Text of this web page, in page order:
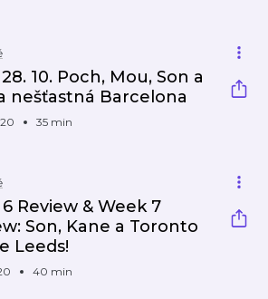
28. 10. Poch, Mou, Son a
nešťastná Barcelona
35 min
Review & Week 7
Son, Kane a Toronto
Leeds!
40 min